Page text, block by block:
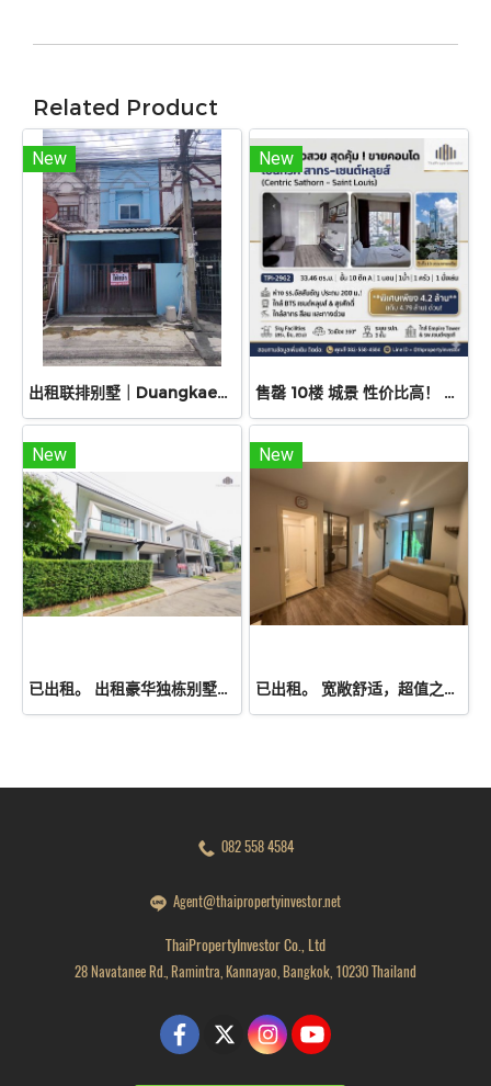
Related Product
New
出租联排别墅｜Duangkaew Village
New
售罄 10楼 城景 性价比高！ 出售公寓Centric Sathorn – Saint Louis（SC Asset开发），离Assumption小学仅200米，近BTS Saint Louis 600 米 近BTS Surasak，急售
New
已出租。 出租豪华独栋别墅位于 PYVE Ratchaphruek–Sirindhorn 的稀有转角独栋别墅，土地面积 53.9 平方哇，使用面积 229 平方米，规划 3间卧室、4间浴室，配备宽敞厨房、Pantry、多功能房及花园空间。
New
已出租。 宽敞舒适，超值之选！出租公寓Atmoz Chaengwattana，34.88 平方米，两室一厅，二楼。毗邻 Lotus、Makro 和 Central Chaengwattana 购物中心。近 MRT Sri Ratch 地铁站和 Sri Ratch 高速公路！
082 558 4584
Agent@thaipropertyinvestor.net
ThaiPropertyInvestor Co., Ltd
28 Navatanee Rd., Ramintra, Kannayao, Bangkok, 10230 Thailand